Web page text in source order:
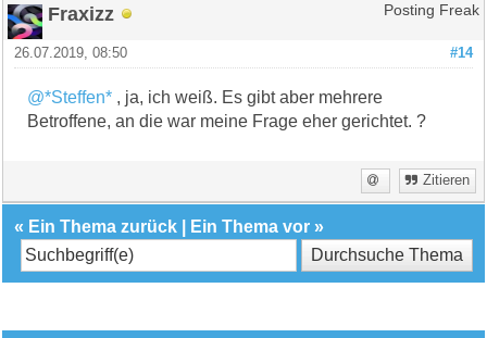
Fraxizz Posting Freak
#14
26.07.2019, 08:50
@*Steffen* , ja, ich weiß. Es gibt aber mehrere
Betroffene, an die war meine Frage eher gerichtet. ?
Zitieren
« Ein Thema zurück Ein Thema vor »